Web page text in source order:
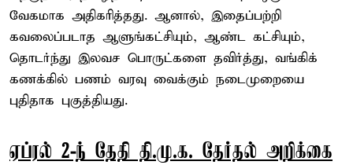
வேகமாக அதிகரித்தது. ஆனால், இதைப்பற்றி
கவலைப்படாத ஆளுங்கட்சியும், ஆண்ட கட்சியும்,
தொடர்ந்து இலவச பொருட்களை தவிர்த்து, வங்கிக்
கணக்கில் பணம் வரவு வைக்கும் நடைமுறையை
புதிதாக புகுத்தியது.
ஏப்ரல் 2-ந் தேதி தி.மு.க. தேர்தல் அறிக்கை